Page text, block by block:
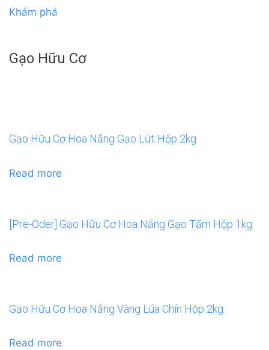
Khám phá
Gạo Hữu Cơ
Gạo Hữu Cơ Hoa Nắng Gạo Lứt Hộp 2kg
Read more
[Pre-Oder] Gạo Hữu Cơ Hoa Nắng Gạo Tấm Hộp 1kg
Read more
Gạo Hữu Cơ Hoa Nắng Vàng Lúa Chín Hộp 2kg
Read more